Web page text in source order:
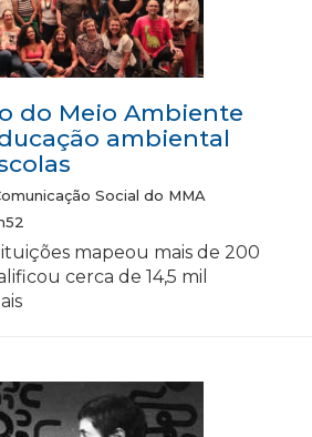
do Meio Ambiente
ambiental
Social do MMA
mapeou mais de 200
cerca de 14,5 mil